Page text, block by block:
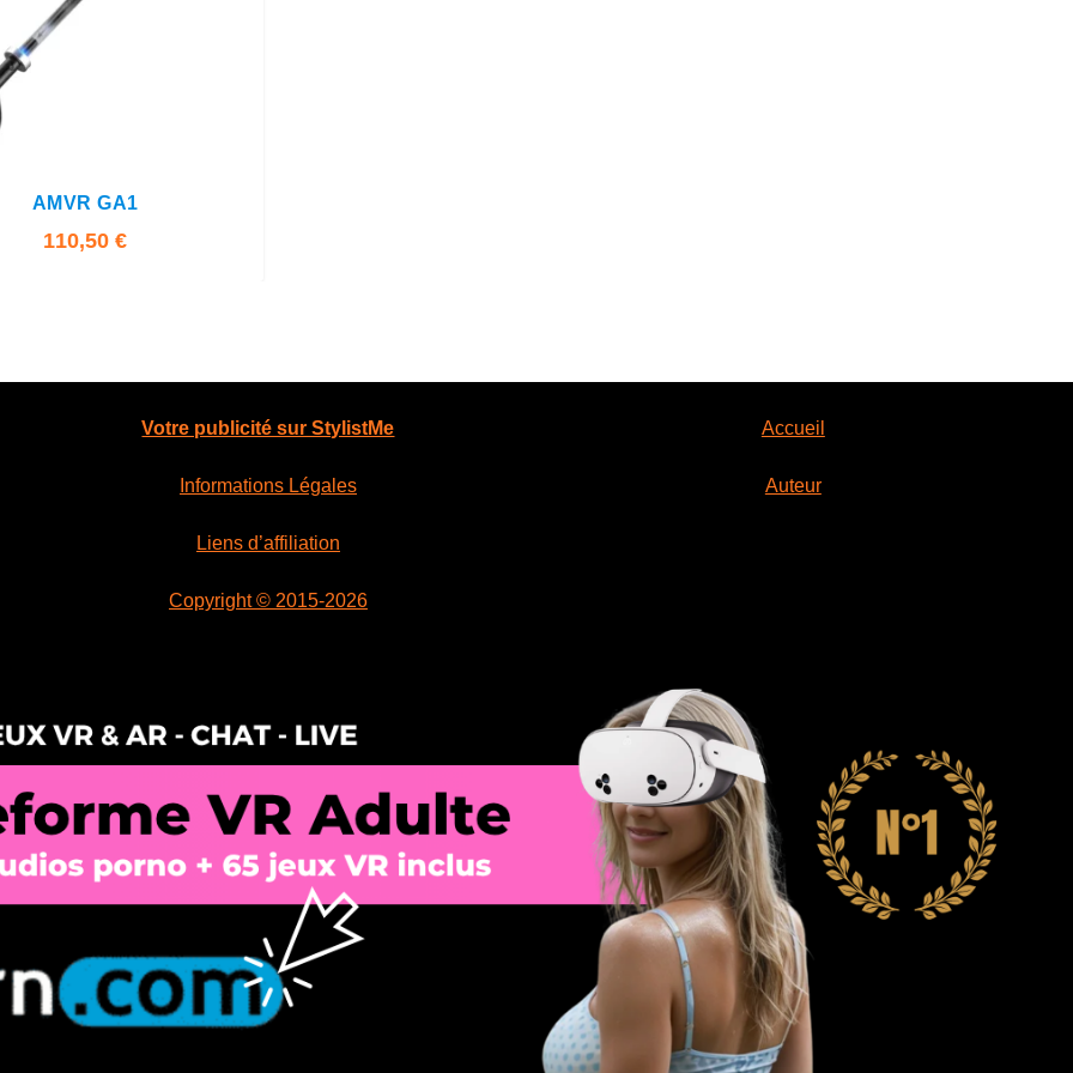
AMVR GA1
110,50€
Votre publicité sur StylistMe
Informations Légales
Liens d’affiliation
Copyright © 2015-2026
Accueil
Auteur